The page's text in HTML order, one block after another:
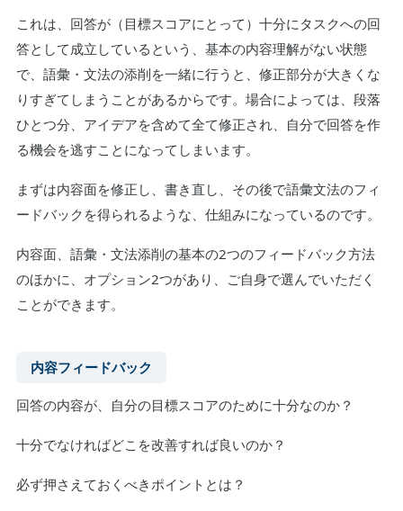
これは、回答が（目標スコアにとって）十分にタスクへの回
答として成立しているという、基本の内容理解がない状態
で、語彙・文法の添削を一緒に行うと、修正部分が大きくな
りすぎてしまうことがあるからです。場合によっては、段落
ひとつ分、アイデアを含めて全て修正され、自分で回答を作
る機会を逃すことになってしまいます。
まずは内容面を修正し、書き直し、その後で語彙文法のフィ
ードバックを得られるような、仕組みになっているのです。
内容面、語彙・文法添削の基本の2つのフィードバック方法
のほかに、オプション2つがあり、ご自身で選んでいただく
ことができます。
内容フィードバック
回答の内容が、自分の目標スコアのために十分なのか？
十分でなければどこを改善すれば良いのか？
必ず押さえておくべきポイントとは？